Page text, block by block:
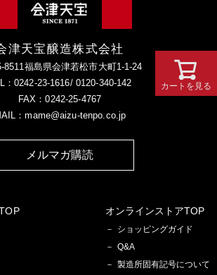
津天宝醸造株式会社
8511福島県会津若松市大町1-1-24
：0242-23-1616/ 0120-340-142
FAX：0242-25-4767
：mame@aizu-tenpo.co.jp
メルマガ購読
オンラインストアTOP
ショッピングガイド
Q&A
製造所固有記号について
カートを見る